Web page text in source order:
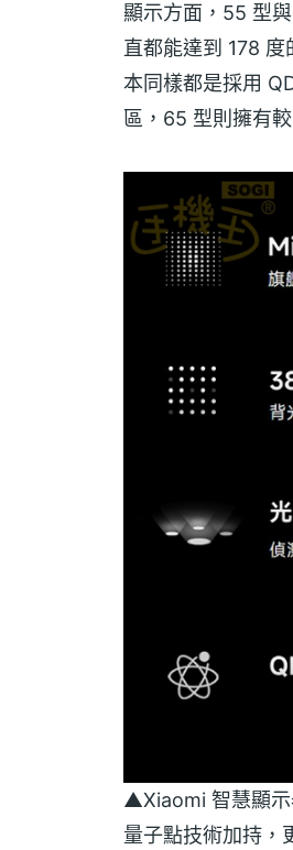
顯示方面，55 型
直都能達到 178
本同樣都是採用
區，65 型則擁有
▲Xiaomi 智慧顯示
量子點技術加持，